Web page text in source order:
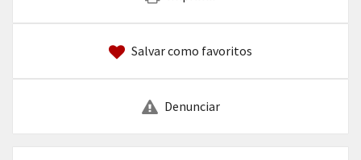
Salvar como favoritos
Denunciar